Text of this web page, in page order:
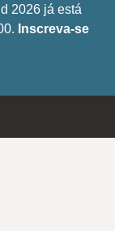
2026 já está
Inscreva-se